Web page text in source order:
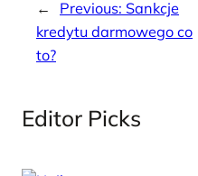
← Previous: Sankcje
kredytu darmowego co
to?
Editor Picks